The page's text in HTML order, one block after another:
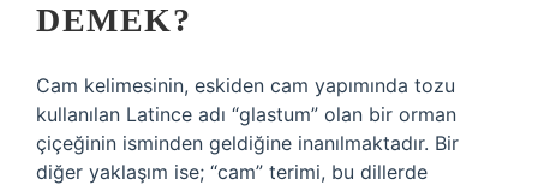
DEMEK?
Cam kelimesinin, eskiden cam yapımında tozu
kullanılan Latince adı “glastum” olan bir orman
çiçeğinin isminden geldiğine inanılmaktadır. Bir
diğer yaklaşım ise; “cam” terimi, bu dillerde